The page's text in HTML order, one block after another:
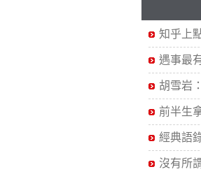
知乎上
遇事最
胡雪岩
前半生
經典語
沒有所